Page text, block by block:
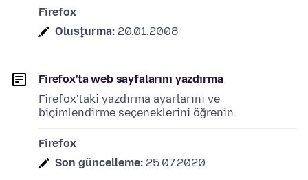
Firefox
Oluşturma: 20.01.2008
Firefox'ta web sayfalarını yazdırma
Firefox'taki yazdırma ayarlarını ve
biçimlendirme seçeneklerini öğrenin.
Firefox
Son güncelleme: 25.07.2020